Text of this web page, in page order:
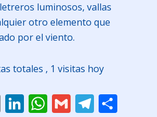
luminosos, vallas
otro elemento que
por el viento.
totales , 1 visitas hoy
EmailLinkedIn
WhatsApp
Gmail